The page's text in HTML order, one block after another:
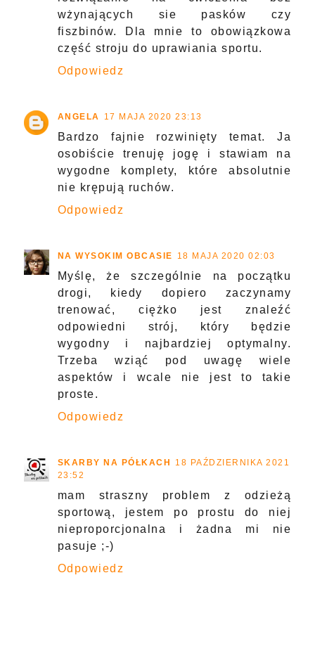
wżynających sie pasków czy
fiszbinów. Dla mnie to obowiązkowa
część stroju do uprawiania sportu.
Odpowiedz
ANGELA 17 MAJA 2020 23:13
Bardzo fajnie rozwinięty temat. Ja
osobiście trenuję jogę i stawiam na
wygodne komplety, które absolutnie
nie krępują ruchów.
Odpowiedz
NA WYSOKIM OBCASIE 18 MAJA 2020 02:03
Myślę, że szczególnie na początku
drogi, kiedy dopiero zaczynamy
trenować, ciężko jest znaleźć
odpowiedni strój, który będzie
wygodny i najbardziej optymalny.
Trzeba wziąć pod uwagę wiele
aspektów i wcale nie jest to takie
proste.
Odpowiedz
SKARBY NA PÓŁKACH
18 PAŹDZIERNIKA 2021
23:52
mam straszny problem z odzieżą
sportową, jestem po prostu do niej
nieproporcjonalna i żadna mi nie
pasuje ;-)
Odpowiedz